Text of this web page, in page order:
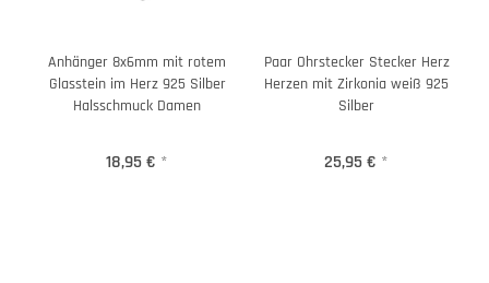
Anhänger 8x6mm mit rotem
Glasstein im Herz 925 Silber
Halsschmuck Damen
18,95 € *
Paar Ohrstecker Stecker Herz
Herzen mit Zirkonia weiß 925
Silber
25,95 € *